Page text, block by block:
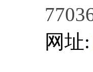
网址: